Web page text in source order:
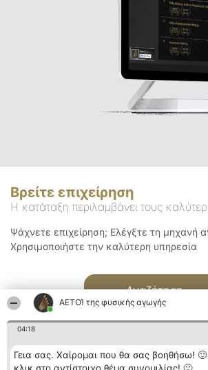
ΑΕΤΟΊ της φυσικής αγωγής
04:18
Γεια σας. Χαίρομαι που θα σας βοηθήσω!
Βρείτε επιχείρηση
Η κατάταξη περιλαμβάνει τους
Ψάχνετε επιχείρηση; Ελέγξτε τη μηχανή
Χρησιμοποιήστε την καλύτερη υπηρεσία
Αναζήτηση